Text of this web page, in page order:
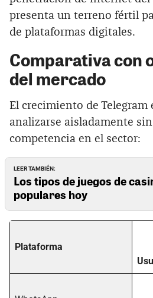
presenta un terreno fértil
de plataformas digitales.
Comparativa con
del mercado
El crecimiento de Telegram
analizarse aisladamente
competencia en el sector:
LEER TAMBIÉN:
Los tipos de juegos de
populares hoy
Plataforma